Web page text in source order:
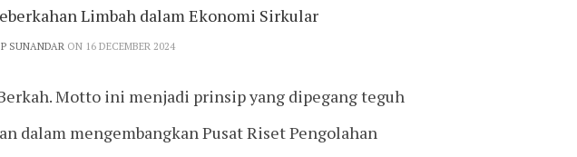
Limbah dalam Ekonomi Sirkular
SUNANDARON 16 DECEMBER 2024
Motto ini menjadi prinsip yang dipegang teguh
dalam mengembangkan Pusat Riset Pengolahan